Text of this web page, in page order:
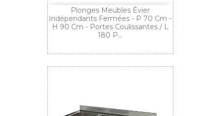
Plonges Meubles Évier
Indépendants Fermées - P 70 Cm -
H 90 Cm - Portes Coulissantes / L
180 P...